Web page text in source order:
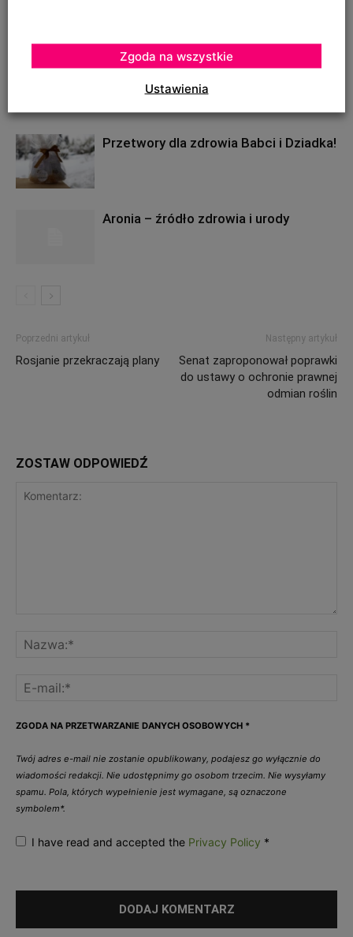
W kierunku rolnictwa ekologicznego
Przetwory dla zdrowia Babci i Dziadka!
Aronia – źródło zdrowia i urody
Poprzedni artykuł
Rosjanie przekraczają plany
Następny artykuł
Senat zaproponował poprawki
do ustawy o ochronie prawnej
odmian roślin
ZOSTAW ODPOWIEDŹ
ZGODA NA PRZETWARZANIE DANYCH OSOBOWYCH *
Twój adres e-mail nie zostanie opublikowany, podajesz go wyłącznie do
wiadomości redakcji. Nie udostępnimy go osobom trzecim. Nie wysyłamy
spamu. Pola, których wypełnienie jest wymagane, są oznaczone
symbolem*.
I have read and accepted the Privacy Policy *
Ustawienia
Zgoda na wszystkie